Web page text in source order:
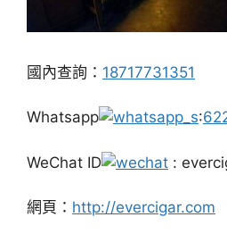
國內查詢： 18717731351
Whatsapp :
WeChat ID :
網頁： http://evercigar.com